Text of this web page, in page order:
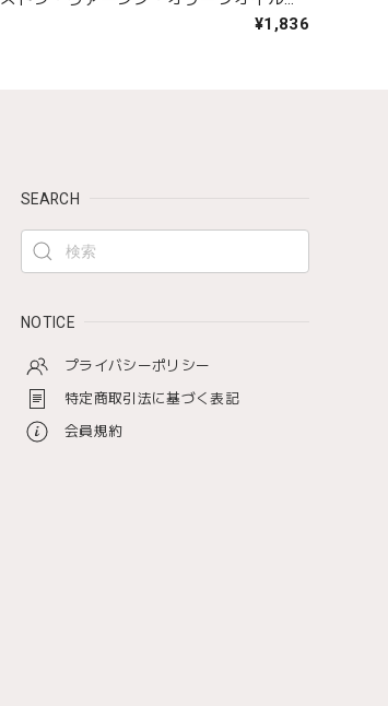
¥1,836
SEARCH
NOTICE
プライバシーポリシー
特定商取引法に基づく表記
会員規約